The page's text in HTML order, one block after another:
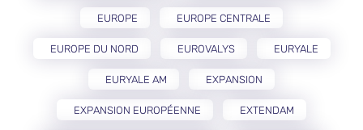
EUROPE EUROPE CENTRALE
EUROPE DU NORD EUROVALYS EURYALE
EURYALE AM EXPANSION
EXPANSION EUROPÉENNE EXTENDAM